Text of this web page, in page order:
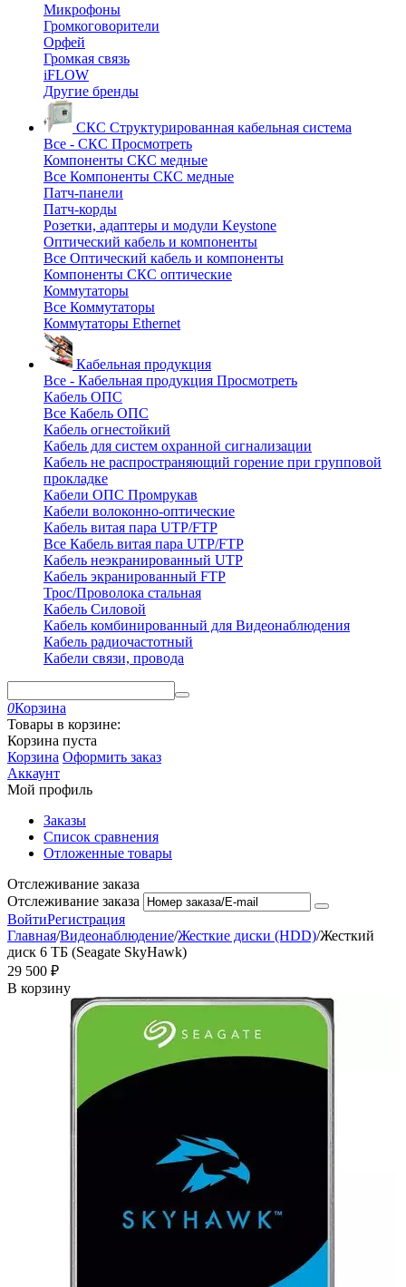
Микрофоны
Громкоговорители
Орфей
Громкая связь
iFLOW
Другие бренды
СКС Структурированная кабельная система
Все - СКС Просмотреть
Компоненты СКС медные
Все Компоненты СКС медные
Патч-панели
Патч-корды
Розетки, адаптеры и модули Keystone
Оптический кабель и компоненты
Все Оптический кабель и компоненты
Компоненты СКС оптические
Коммутаторы
Все Коммутаторы
Коммутаторы Ethernet
Кабельная продукция
Все - Кабельная продукция Просмотреть
Кабель ОПС
Все Кабель ОПС
Кабель огнестойкий
Кабель для систем охранной сигнализации
Кабель не распространяющий горение при групповой
прокладке
Кабели ОПС Промрукав
Кабели волоконно-оптические
Кабель витая пара UTP/FTP
Все Кабель витая пара UTP/FTP
Кабель неэкранированный UTP
Кабель экранированный FTP
Трос/Проволока стальная
Кабель Силовой
Кабель комбинированный для Видеонаблюдения
Кабель радиочастотный
Кабели связи, провода
0Корзина
Товары в корзине:
Корзина пуста
Корзина Оформить заказ
Аккаунт
Мой профиль
Заказы
Список сравнения
Отложенные товары
Отслеживание заказа
Отслеживание заказа
ВойтиРегистрация
Главная/Видеонаблюдение/Жесткие диски (HDD)/Жесткий
диск 6 ТБ (Seagate SkyHawk)
29 500 ₽
В корзину